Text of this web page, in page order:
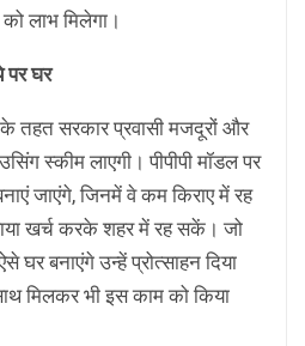
लाभ मिलेगा।
पर घर
तहत सरकार प्रवासी मजदूरों और
स्कीम लाएगी। पीपीपी मॉडल पर
जाएंगे, जिनमें वे कम किराए में रह
खर्च करके शहर में रह सकें। जो
घर बनाएंगे उन्हें प्रोत्साहन दिया
मिलकर भी इस काम को किया